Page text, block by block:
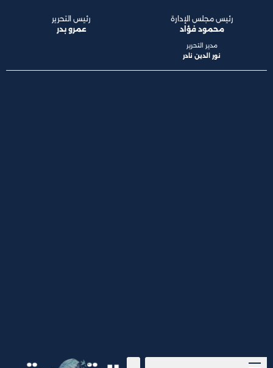
رئيس مجلس الإدارة
محمود فؤاد
مدير التحرير
نور الدين نادر
رئيس التحرير
عمرو بدر